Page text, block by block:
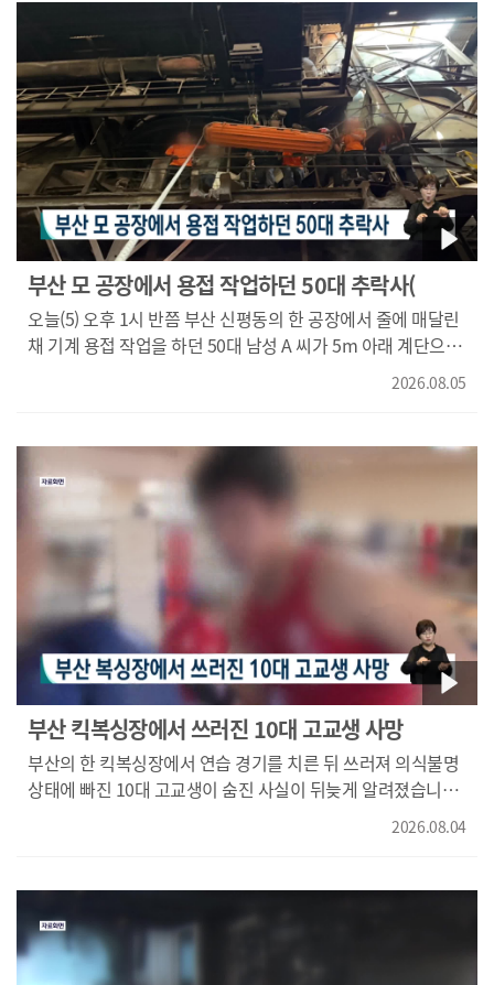
끊겨버렸습니다. 고인 물 주변으로 메마른 바위만 가득합니다.
애써 몸을 담그러 온 피서객들은 발길을 돌립니다. {문성원,
주세환/피서객/"물이 많았는데 하나도 없어져서 놀지를
못하겠어요. 어디 가야 할지도 지금 잘 모르겠습니다."} 경남
김해의 한 폭포수도 아래로 흐르지 못하고 고여 버렸습니다.
계곡은 바닥이 드러나 진흙탕입니다. "여름철 피서객이 자주
찾는 이 계곡에는 이렇게 다이빙을 하지 말라는 안내문까지
붙었지만 들어가 보니 물이 성인 발목 높이까지밖에 오지
않습니다." {최숙자/경남 김해 대청동/"이렇게 물이 마른 적은
진짜 몇 년 만에 최악인 것 같아요. 다이빙하고 폭포에 가고
애들도 어른도 다 이렇게 수영할 정도로 많았어요."} 인근
상인들은 피서객이 절반 이상 끊겼다고 하소연합니다. {최동석/
경남 김해 상점마을 이장/"(이미 펜션을) 예약한 분들도 취소를
거의 다 하는 편입니다. (식당에도) 거의 손님이 없어서 미리
손님 온다고 생각하고 일하는 사람들을 많이 구해 놨는데
단감도 따가운 햇빛에 붉게 타버렸습니다. "이렇게 단감이
화상을 입어 색이 붉게 변해도 보통 가을철 수확 전까지 색이
돌아오기도 했지만 극심한 폭염과 길어지는 여름 때문에
회복도 어려워지고 있습니다." {진영심/단감 농장주/"매일
(물을) 주고 있어도 흙이 바짝바짝 마르고 하니까 나무가
이파리도 시들시들해지고 물을 줘도 소용이 없을 정도예요
가뭄이."} "지난달 부산경남의 강수량은 평균 60mm, 평년의
20% 수준에 그쳤습니다." 전문가들은 과수원과 경작지의
특성상 가뭄 피해가 더 크다고 지적합니다. {홍석환/부산대
조경학과 교수/"자연의 균형을 파괴한 곳에서는 경작지라든가
과수원도 균형이 파괴된 곳이거든요. 비가 많이 올 때는 얘가
조금 건강하게 자라고 가물 때는 다른 애가 또 보완을 해 주고
그런데 다 밀어버리고 한 종만 식재한 거 아닙니까."} 기상청은
이번 주말 태풍 돌핀의 간접적 영향으로 부산경남에 소량의
부산 모 공장에서 용접 작업하던 50대 추락사(
오늘(5) 오후 1시 반쯤 부산 신평동의 한 공장에서 줄에 매달린
채 기계 용접 작업을 하던 50대 남성 A 씨가 5m 아래 계단으로
숨졌고, 경찰은 목격자 등을 상대로 정확한 사고 경위를
2026.08.05
부산 킥복싱장에서 쓰러진 10대 고교생 사망
부산의 한 킥복싱장에서 연습 경기를 치른 뒤 쓰러져 의식불명
상태에 빠진 10대 고교생이 숨진 사실이 뒤늦게 알려졌습니다.
A 군은 지난달 9일 저녁 8시쯤, 다른 킥복싱장 회원과 연습
경기를 마치고 휴식을 취하다가 쓰러진 채 발견돼 병원으로
국립과학수사연구원에 A 군 시신 부검을 의뢰하고 헬스장
관계자 등을 상대로 정확한 경위를 조사하고 있습니다.
2026.08.04